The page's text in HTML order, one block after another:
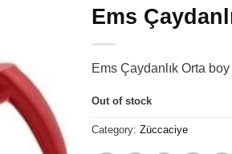
Ems
Ems Çaydanlık Orta
Out of stock
Category: Züccaciye